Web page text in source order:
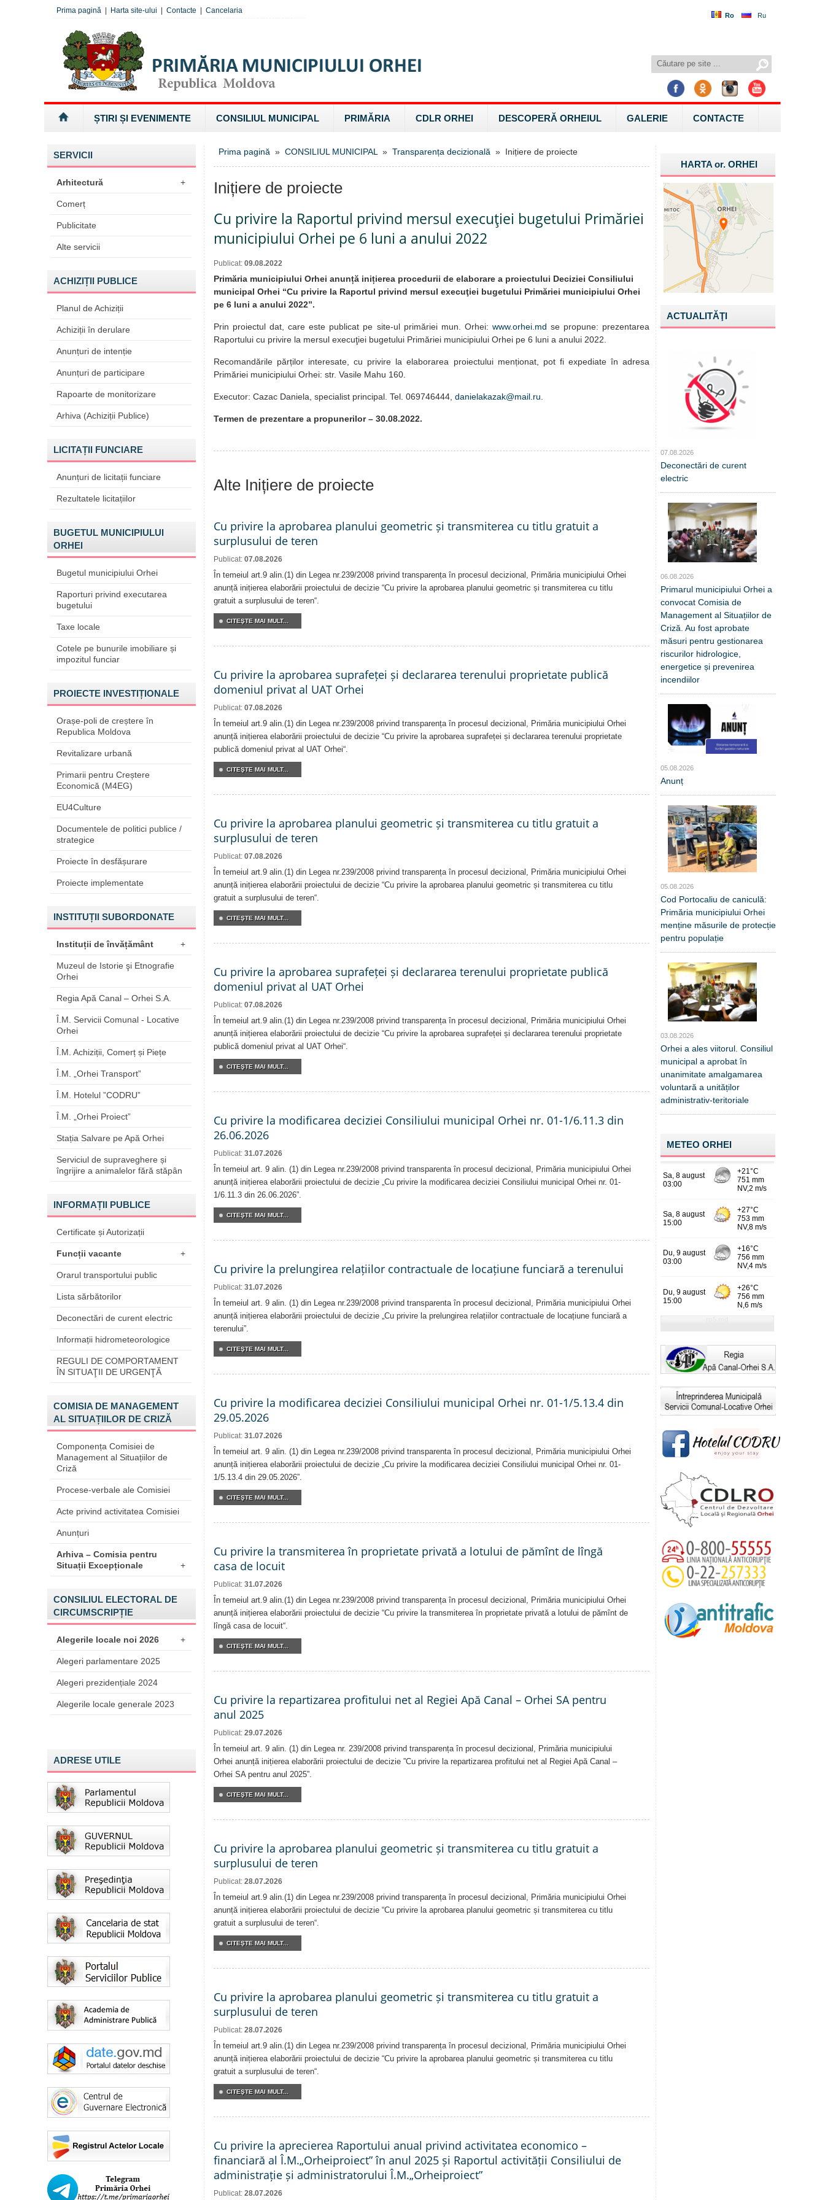
Ro Ru
Prima pagină Harta site-ului Contacte Cancelaria
ȘTIRI ȘI EVENIMENTE CONSILIUL MUNICIPAL PRIMĂRIA CDLR ORHEI DESCOPERĂ ORHEIUL GALERIE CONTACTE
SERVICII
Arhitectură +
Comerț
Publicitate
Alte servicii
ACHIZIȚII PUBLICE
Planul de Achiziții
Achiziții în derulare
Anunțuri de intenție
Anunțuri de participare
Rapoarte de monitorizare
Arhiva (Achiziții Publice)
LICITAȚII FUNCIARE
Anunțuri de licitații funciare
Rezultatele licitațiilor
BUGETUL MUNICIPIULUI
ORHEI
Bugetul municipiului Orhei
Raporturi privind executarea
bugetului
Taxe locale
Cotele pe bunurile imobiliare și
impozitul funciar
PROIECTE INVESTIȚIONALE
Orașe-poli de creștere în
Republica Moldova
Revitalizare urbană
Primarii pentru Creștere
Economică (M4EG)
EU4Culture
Documentele de politici publice /
strategice
Proiecte în desfășurare
Proiecte implementate
INSTITUȚII SUBORDONATE
Instituții de învățământ +
Muzeul de Istorie şi Etnografie
Orhei
Regia Apă Canal – Orhei S.A.
Î.M. Servicii Comunal - Locative
Orhei
Î.M. Achiziții, Comerț și Piețe
Î.M. „Orhei Transport”
Î.M. Hotelul ”CODRU”
Î.M. „Orhei Proiect”
Stația Salvare pe Apă Orhei
Serviciul de supraveghere și
îngrijire a animalelor fără stăpân
INFORMAȚII PUBLICE
Certificate și Autorizații
Funcții vacante +
Orarul transportului public
Lista sărbătorilor
Deconectări de curent electric
Informații hidrometeorologice
REGULI DE COMPORTAMENT
ÎN SITUAŢII DE URGENŢĂ
COMISIA DE MANAGEMENT
AL SITUAȚIILOR DE CRIZĂ
Componența Comisiei de
Management al Situațiilor de
Criză
Procese-verbale ale Comisiei
Acte privind activitatea Comisiei
Anunțuri
Arhiva – Comisia pentru
Situații Excepționale
+
CONSILIUL ELECTORAL DE
CIRCUMSCRIPȚIE
Alegerile locale noi 2026 +
Alegeri parlamentare 2025
Alegeri prezidențiale 2024
Alegerile locale generale 2023
ADRESE UTILE
Prima pagină » CONSILIUL MUNICIPAL » Transparența decizională » Inițiere de proiecte
Inițiere de proiecte
Cu privire la Raportul privind mersul execuţiei bugetului Primăriei
municipiului Orhei pe 6 luni a anului 2022
Publicat: 09.08.2022
Primăria municipiului Orhei anunță inițierea procedurii de elaborare a proiectului Deciziei Consiliului
municipal Orhei “Cu privire la Raportul privind mersul execuţiei bugetului Primăriei municipiului Orhei
pe 6 luni a anului 2022”.
Prin proiectul dat, care este publicat pe site-ul primăriei mun. Orhei: www.orhei.md se propune: prezentarea
Raportului cu privire la mersul execuţiei bugetului Primăriei municipiului Orhei pe 6 luni a anului 2022.
Recomandările părților interesate, cu privire la elaborarea proiectului menționat, pot fi expediate în adresa
Primăriei municipiului Orhei: str. Vasile Mahu 160.
Executor: Cazac Daniela, specialist principal. Tel. 069746444, danielakazak@mail.ru
Termen de prezentare a propunerilor – 30.08.2022.
Alte Inițiere de proiecte
Cu privire la aprobarea planului geometric și transmiterea cu titlu gratuit a
surplusului de teren
Publicat: 07.08.2026
În temeiul art.9 alin.(1) din Legea nr.239/2008 privind transparența în procesul decizional, Primăria municipiului Orhei
anunță inițierea elaborării proiectului de decizie “Cu privire la aprobarea planului geometric și transmiterea cu titlu
gratuit a surplusului de teren“.
CITEŞTE MAI MULT...
Cu privire la aprobarea suprafeței și declararea terenului proprietate publică
domeniul privat al UAT Orhei
Publicat: 07.08.2026
În temeiul art.9 alin.(1) din Legea nr.239/2008 privind transparența în procesul decizional, Primăria municipiului Orhei
anunță inițierea elaborării proiectului de decizie “Cu privire la aprobarea suprafeței și declararea terenului proprietate
publică domeniul privat al UAT Orhei“.
CITEŞTE MAI MULT...
Cu privire la aprobarea planului geometric și transmiterea cu titlu gratuit a
surplusului de teren
Publicat: 07.08.2026
În temeiul art.9 alin.(1) din Legea nr.239/2008 privind transparența în procesul decizional, Primăria municipiului Orhei
anunță inițierea elaborării proiectului de decizie “Cu privire la aprobarea planului geometric și transmiterea cu titlu
gratuit a surplusului de teren“.
CITEŞTE MAI MULT...
Cu privire la aprobarea suprafeței și declararea terenului proprietate publică
domeniul privat al UAT Orhei
Publicat: 07.08.2026
În temeiul art.9 alin.(1) din Legea nr.239/2008 privind transparența în procesul decizional, Primăria municipiului Orhei
anunță inițierea elaborării proiectului de decizie “Cu privire la aprobarea suprafeței și declararea terenului proprietate
publică domeniul privat al UAT Orhei“.
CITEŞTE MAI MULT...
Cu privire la modificarea deciziei Consiliului municipal Orhei nr. 01-1/6.11.3 din
26.06.2026
Publicat: 31.07.2026
În temeiul art. 9 alin. (1) din Legea nr.239/2008 privind transparenta în procesul decizional, Primăria municipiului Orhei
anunță inițierea elaborării proiectului de decizie „Cu privire la modificarea deciziei Consiliului municipal Orhei nr. 01-
1/6.11.3 din 26.06.2026”.
CITEŞTE MAI MULT...
Cu privire la prelungirea relațiilor contractuale de locațiune funciară a terenului
Publicat: 31.07.2026
În temeiul art. 9 alin. (1) din Legea nr.239/2008 privind transparenta în procesul decizional, Primăria municipiului Orhei
anunță inițierea elaborării proiectului de decizie „Cu privire la prelungirea relațiilor contractuale de locațiune funciară a
terenului”.
CITEŞTE MAI MULT...
Cu privire la modificarea deciziei Consiliului municipal Orhei nr. 01-1/5.13.4 din
29.05.2026
Publicat: 31.07.2026
În temeiul art. 9 alin. (1) din Legea nr.239/2008 privind transparenta în procesul decizional, Primăria municipiului Orhei
anunță inițierea elaborării proiectului de decizie „Cu privire la modificarea deciziei Consiliului municipal Orhei nr. 01-
1/5.13.4 din 29.05.2026”.
CITEŞTE MAI MULT...
Cu privire la transmiterea în proprietate privată a lotului de pămînt de lîngă
casa de locuit
Publicat: 31.07.2026
În temeiul art.9 alin.(1) din Legea nr.239/2008 privind transparența în procesul decizional, Primăria municipiului Orhei
anunță inițierea elaborării proiectului de decizie “Cu privire la transmiterea în proprietate privată a lotului de pămînt de
lîngă casa de locuit“.
CITEŞTE MAI MULT...
Cu privire la repartizarea profitului net al Regiei Apă Canal – Orhei SA pentru
anul 2025
Publicat: 29.07.2026
În temeiul art. 9 alin. (1) din Legea nr. 239/2008 privind transparența în procesul decizional, Primăria municipiului
Orhei anunță inițierea elaborării proiectului de decizie ”Cu privire la repartizarea profitului net al Regiei Apă Canal –
Orhei SA pentru anul 2025”.
CITEŞTE MAI MULT...
Cu privire la aprobarea planului geometric și transmiterea cu titlu gratuit a
surplusului de teren
Publicat: 28.07.2026
În temeiul art.9 alin.(1) din Legea nr.239/2008 privind transparența în procesul decizional, Primăria municipiului Orhei
anunță inițierea elaborării proiectului de decizie “Cu privire la aprobarea planului geometric și transmiterea cu titlu
gratuit a surplusului de teren“.
CITEŞTE MAI MULT...
Cu privire la aprobarea planului geometric și transmiterea cu titlu gratuit a
surplusului de teren
Publicat: 28.07.2026
În temeiul art.9 alin.(1) din Legea nr.239/2008 privind transparența în procesul decizional, Primăria municipiului Orhei
anunță inițierea elaborării proiectului de decizie “Cu privire la aprobarea planului geometric și transmiterea cu titlu
gratuit a surplusului de teren“.
CITEŞTE MAI MULT...
Cu privire la aprecierea Raportului anual privind activitatea economico –
financiară al Î.M.„Orheiproiect” în anul 2025 și Raportul activității Consiliului de
administrație și administratorului Î.M.„Orheiproiect”
Publicat: 28.07.2026
HARTA or.ORHEI
ACTUALITĂŢI
07.08.2026
Deconectări de curent
electric
06.08.2026
Primarul municipiului Orhei a
convocat Comisia de
Management al Situațiilor de
Criză. Au fost aprobate
măsuri pentru gestionarea
riscurilor hidrologice,
energetice și prevenirea
incendiilor
05.08.2026
Anunț
05.08.2026
Cod Portocaliu de caniculă:
Primăria municipiului Orhei
menține măsurile de protecție
pentru populație
03.08.2026
Orhei a ales viitorul. Consiliul
municipal a aprobat în
unanimitate amalgamarea
voluntară a unităților
administrativ-teritoriale
METEO ORHEI